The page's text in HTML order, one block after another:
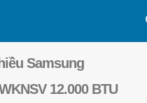
Samsung
12.000 BTU